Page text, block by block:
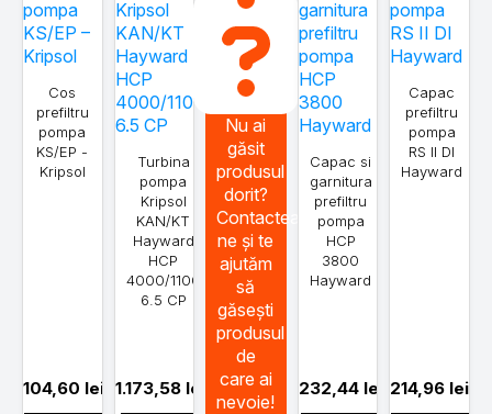
Cos
prefiltru
pompa
KS/EP -
Kripsol
104,60 lei
Turbina
pompa
Kripsol
KAN/KT
Hayward
HCP
4000/1100
6.5 CP
1.173,58 lei
Nu ai
găsit
produsul
dorit?
Contactează-
ne și te
ajutăm
să
găsești
produsul
de
care ai
nevoie!
Capac si
garnitura
prefiltru
pompa
HCP
3800
Hayward
232,44 lei
Capac
prefiltru
pompa
RS II DI
Hayward
214,96 lei